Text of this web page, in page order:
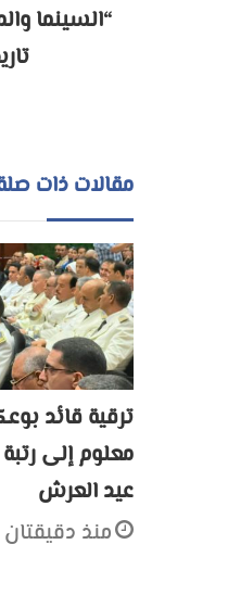
“السينما
مقالات ذات
ترقية قائد
معلوم إلى
عيد العرش
منذ دقيقتان